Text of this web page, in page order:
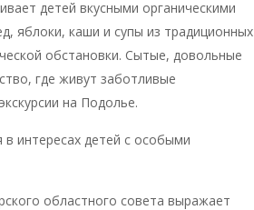
детей вкусными органическими
яблоки, каши и супы из традиционных
обстановки. Сытые, довольные
где живут заботливые
на Подолье.
интересах детей с особыми
областного совета выражает